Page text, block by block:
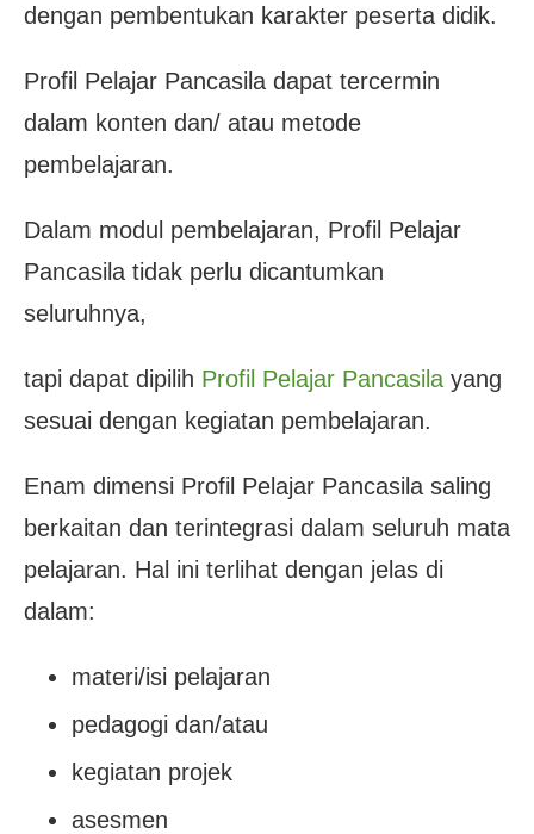
dengan pembentukan karakter peserta didik.
Profil Pelajar Pancasila dapat tercermin
dalam konten dan/ atau metode
pembelajaran.
Dalam modul pembelajaran, Profil Pelajar
Pancasila tidak perlu dicantumkan
seluruhnya,
tapi dapat dipilih Profil Pelajar Pancasila yang
sesuai dengan kegiatan pembelajaran.
Enam dimensi Profil Pelajar Pancasila saling
berkaitan dan terintegrasi dalam seluruh mata
pelajaran. Hal ini terlihat dengan jelas di
dalam:
materi/isi pelajaran
pedagogi dan/atau
kegiatan projek
asesmen